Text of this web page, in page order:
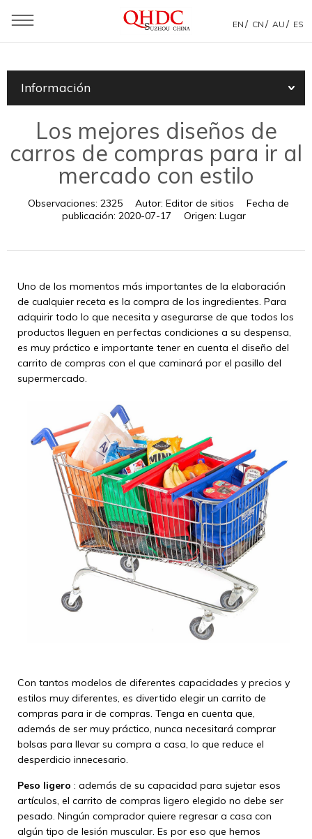
EN / CN / AU / ES
Casa
» Información » Noticias de productos
»
Los mejores diseños de carros de compras para ir al
Información
Los mejores diseños de
carros de compras para ir al
mercado con estilo
Observaciones: 2325 Autor: Editor de sitios
Fecha de
publicación: 2020-07-17 Origen: Lugar
Uno de los momentos más importantes de la elaboración
de cualquier receta es la compra de los ingredientes. Para
adquirir todo lo que necesita y asegurarse de que todos los
productos lleguen en perfectas condiciones a su despensa,
es muy práctico e importante tener en cuenta el diseño del
carrito de compras con el que caminará por el pasillo del
supermercado.
Con tantos modelos de diferentes capacidades y precios y
estilos muy diferentes, es divertido elegir un carrito de
compras para ir de compras. Tenga en cuenta que,
además de ser muy práctico, nunca necesitará comprar
bolsas para llevar su compra a casa, lo que reduce el
desperdicio innecesario.
Peso ligero : además de su capacidad para sujetar esos
artículos, el carrito de compras ligero elegido no debe ser
pesado. Ningún comprador quiere regresar a casa con
algún tipo de lesión muscular. Es por eso que hemos